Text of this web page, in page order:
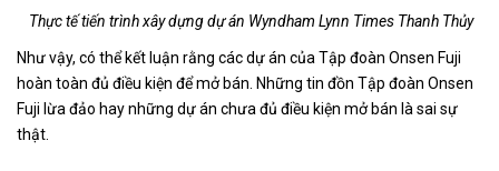
Thực tế tiến trình xây dựng dự án Wyndham Lynn Times Thanh Thủy
Như vậy, có thể kết luận rằng các dự án của Tập đoàn Onsen Fuji
hoàn toàn đủ điều kiện để mở bán. Những tin đồn Tập đoàn Onsen
Fuji lừa đảo hay những dự án chưa đủ điều kiện mở bán là sai sự
thật.